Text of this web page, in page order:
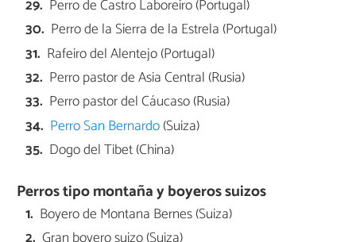
Perro de Castro Laboreiro (Portugal)
Perro de la Sierra de la Estrela (Portugal)
Rafeiro del Alentejo (Portugal)
Perro pastor de Asia Central (Rusia)
Perro pastor del Cáucaso (Rusia)
Perro San Bernardo(Suiza)
Dogo del Tibet (China)
Perros tipo montaña y boyeros suizos
Boyero de Montana Bernes (Suiza)